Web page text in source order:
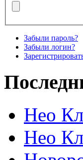
Забыли пароль?
Забыли логин?
Нео
Нео